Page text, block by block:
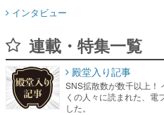
インタビュー
連載・特集一覧
殿堂入り記事
SNS拡散数が数千以上！
くの人々に読まれた、電
した。